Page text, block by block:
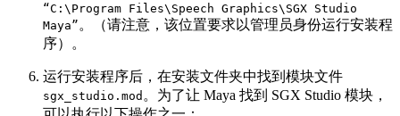
“C:\Program Files\Speech Graphics\SGX Studio
Maya” 。（请注意，该位置要求以管理员身份运行安装程
序）。
运行安装程序后，在安装文件夹中找到模块文件
sgx_studio.mod 。为了让 Maya 找到 SGX Studio 模块，